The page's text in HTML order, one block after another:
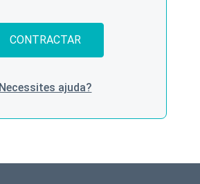
CONTRACTAR
Necessites ajuda?